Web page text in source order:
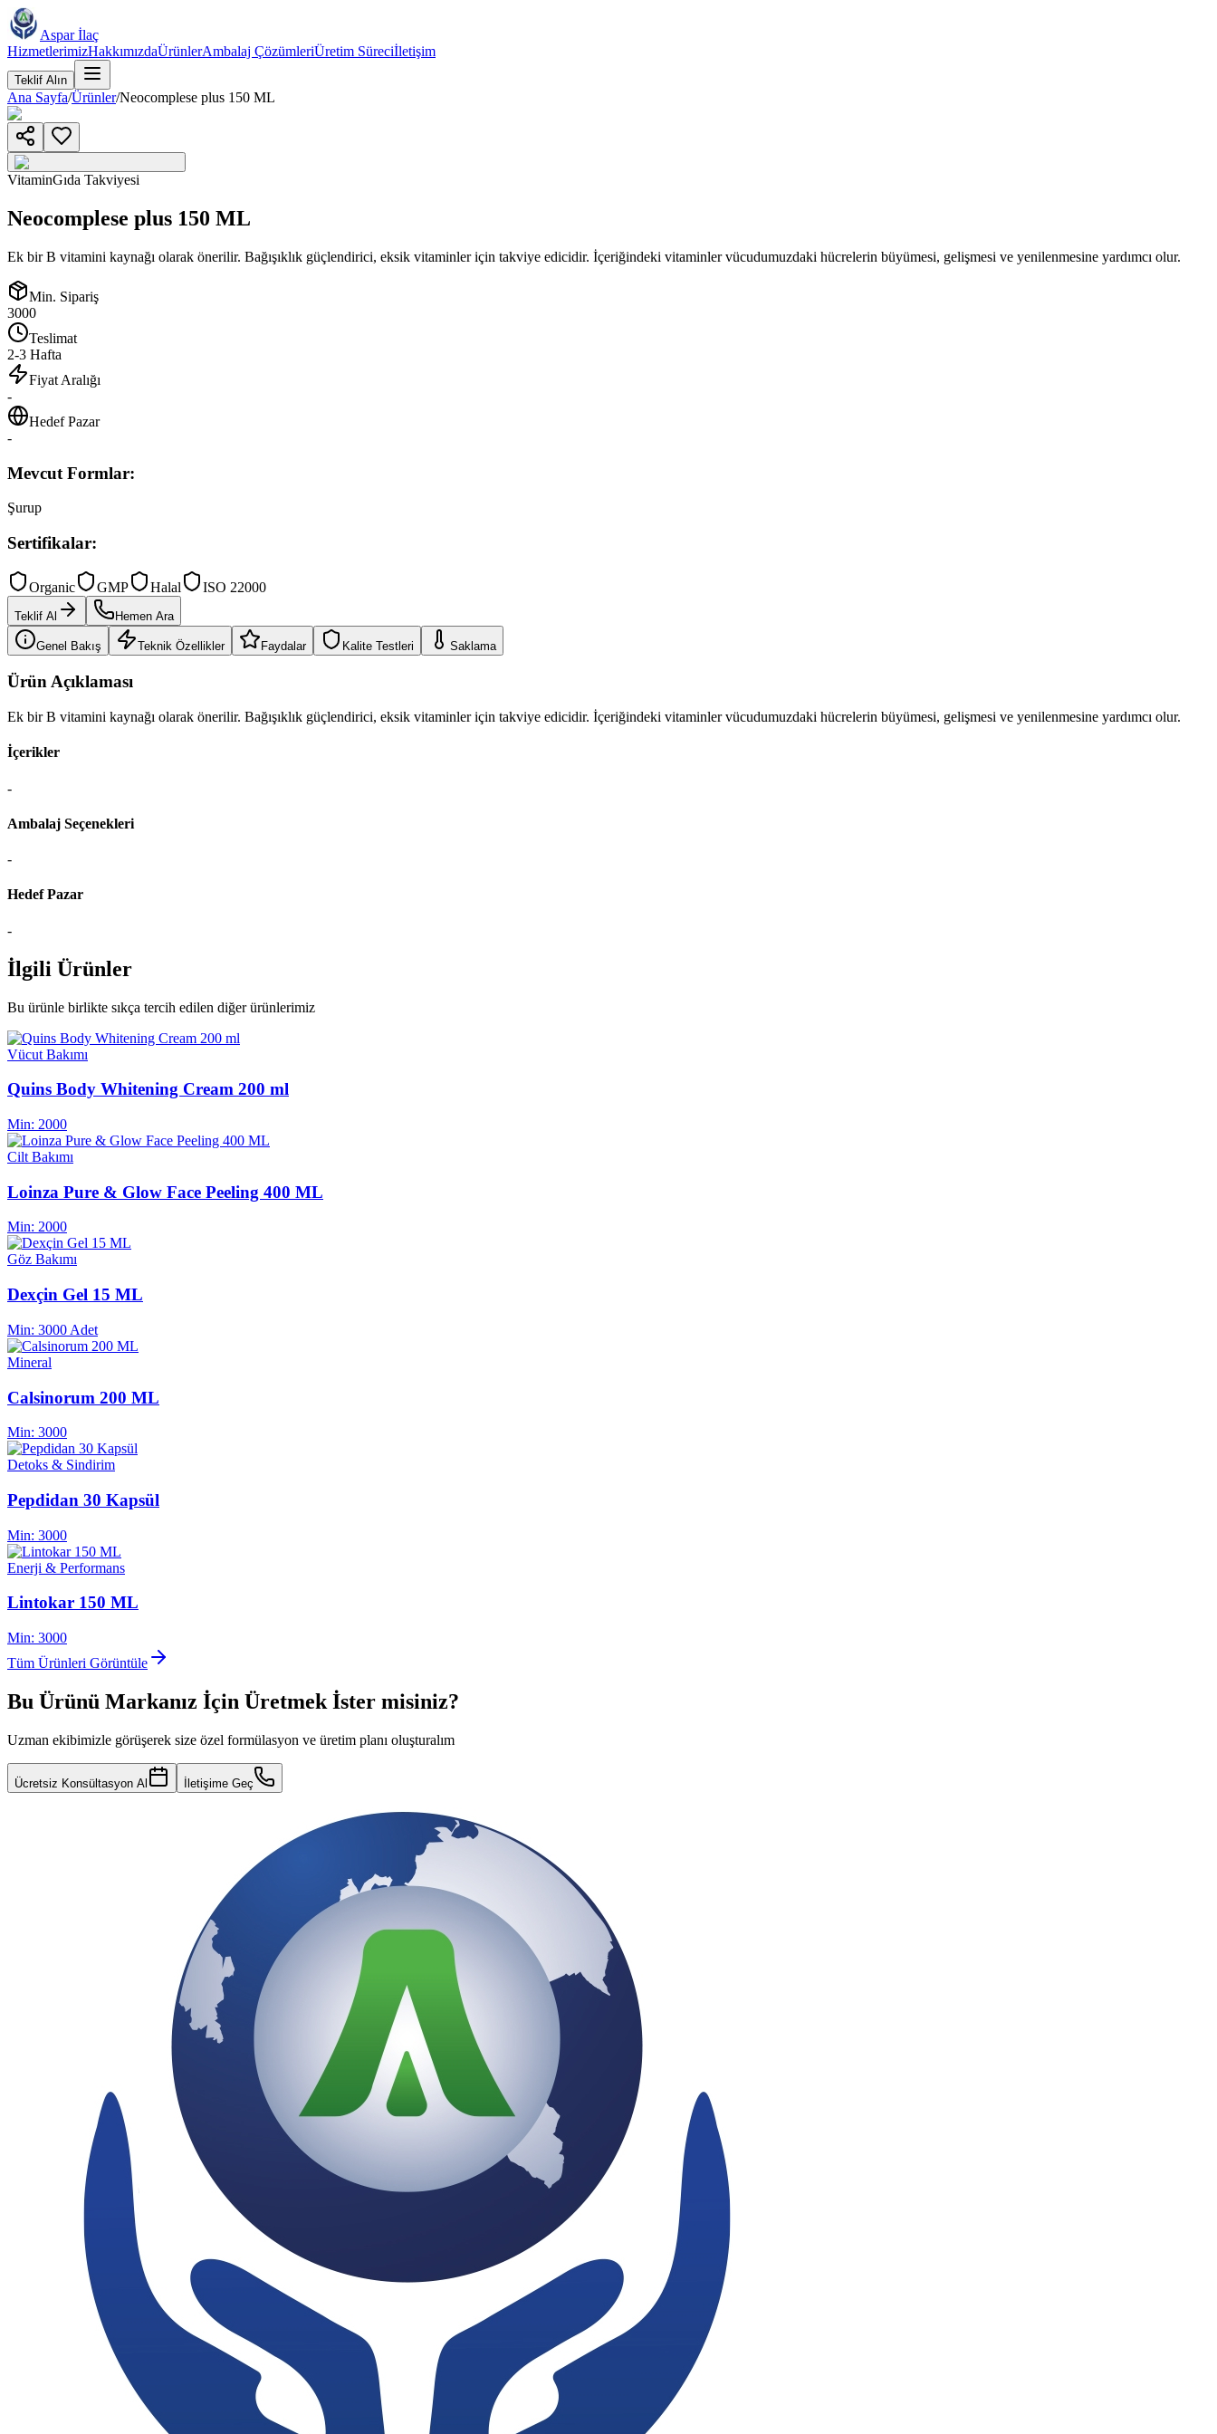
Aspar İlaç
HizmetlerimizHakkımızdaÜrünlerAmbalaj ÇözümleriÜretim Süreciİletişim
Teklif Alın
Ana Sayfa/Ürünler/Neocomplese plus 150 ML
VitaminGıda Takviyesi
Neocomplese plus 150 ML
Ek bir B vitamini kaynağı olarak önerilir. Bağışıklık güçlendirici, eksik vitaminler için takviye edicidir. İçeriğindeki vitaminler vücudumuzdaki hücrelerin büyümesi, gelişmesi ve yenilenmesine yardımcı olur.
Min. Sipariş
3000
Teslimat
2-3 Hafta
Fiyat Aralığı
-
Hedef Pazar
-
Mevcut Formlar:
Şurup
Sertifikalar:
Organic GMP Halal ISO 22000
Teklif Al Hemen Ara
Genel Bakış Teknik Özellikler Faydalar Kalite Testleri Saklama
Ürün Açıklaması
Ek bir B vitamini kaynağı olarak önerilir. Bağışıklık güçlendirici, eksik vitaminler için takviye edicidir. İçeriğindeki vitaminler vücudumuzdaki hücrelerin büyümesi, gelişmesi ve yenilenmesine yardımcı olur.
İçerikler
-
Ambalaj Seçenekleri
-
Hedef Pazar
-
İlgili Ürünler
Bu ürünle birlikte sıkça tercih edilen diğer ürünlerimiz
Vücut Bakımı
Quins Body Whitening Cream 200 ml
Min: 2000
Cilt Bakımı
Loinza Pure & Glow Face Peeling 400 ML
Min: 2000
Göz Bakımı
Dexçin Gel 15 ML
Min: 3000 Adet
Mineral
Calsinorum 200 ML
Min: 3000
Detoks & Sindirim
Pepdidan 30 Kapsül
Min: 3000
Enerji & Performans
Lintokar 150 ML
Min: 3000
Tüm Ürünleri Görüntüle
Bu Ürünü Markanız İçin Üretmek İster misiniz?
Uzman ekibimizle görüşerek size özel formülasyon ve üretim planı oluşturalım
Ücretsiz Konsültasyon Al İletişime Geç